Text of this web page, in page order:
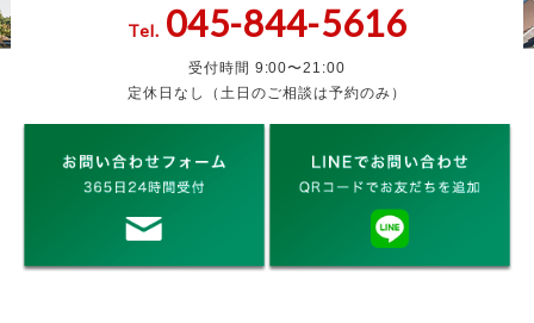
Tel. 045-844-5616
受付時間 9:00〜21:00
定休日なし（土日のご相談は予約のみ）